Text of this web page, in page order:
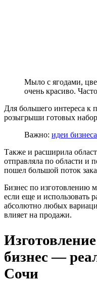
Мыло с ягодами,
очень красиво.
Для большего интереса к
розыгрыши готовых
Важно: идеи
Также и расширила
отправляла по области и
пошел большой поток
Бизнес по изготовлению
если еще и использовать
абсолютно любых
влияет на продажи.
бизнес —
Сочи